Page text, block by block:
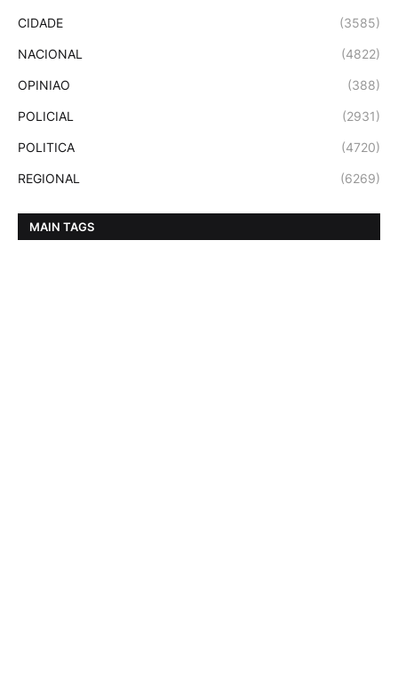
CIDADE (3585)
NACIONAL (4822)
OPINIAO (388)
POLICIAL (2931)
POLITICA (4720)
REGIONAL (6269)
MAIN TAGS